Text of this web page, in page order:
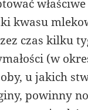
kwasu
czas kilku
(w
u jakich
powinny